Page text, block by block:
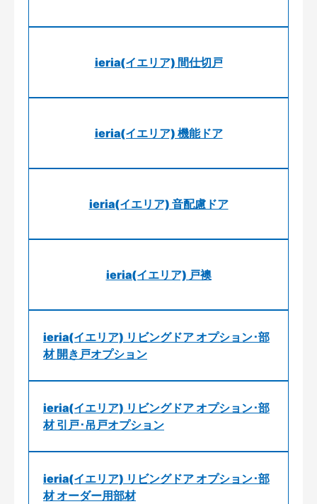
ieria(イエリア) 間仕切戸
ieria(イエリア) 機能ドア
ieria(イエリア) 音配慮ドア
ieria(イエリア) 戸襖
ieria(イエリア) リビングドア オプション･部
材 開き戸オプション
ieria(イエリア) リビングドア オプション･部
材 引戸･吊戸オプション
ieria(イエリア) リビングドア オプション･部
材 オーダー用部材